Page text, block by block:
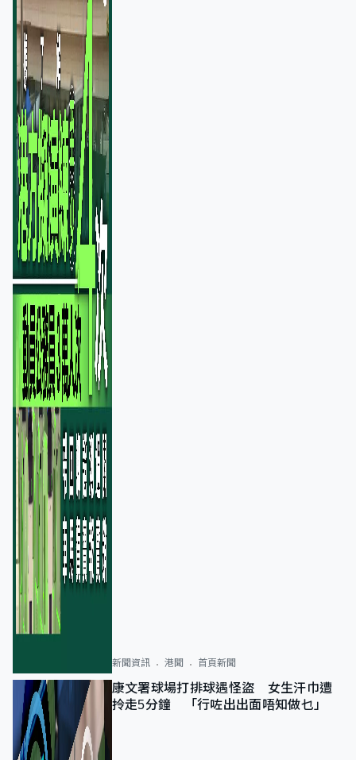
新聞資訊 港聞 首頁新聞
康文署球場打排球遇怪盜 女生汗巾遭
拎走5分鐘 「行咗出出面唔知做乜」